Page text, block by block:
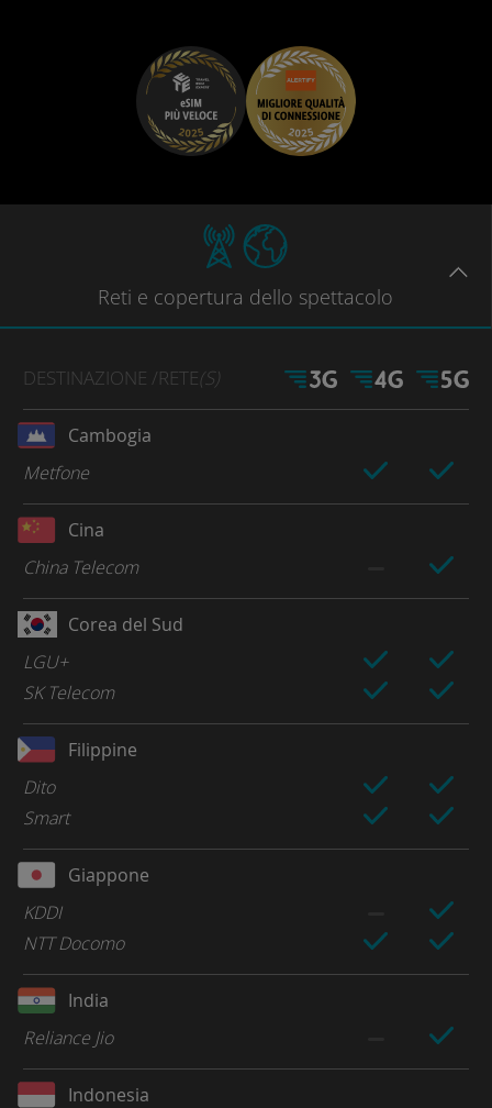
Reti e copertura dello spettacolo
DESTINAZIONE /RETE(S)
Cambogia
Metfone
Cina
China Telecom
Corea del Sud
LGU+
SK Telecom
Filippine
Dito
Smart
Giappone
KDDI
NTT Docomo
India
Reliance Jio
Indonesia